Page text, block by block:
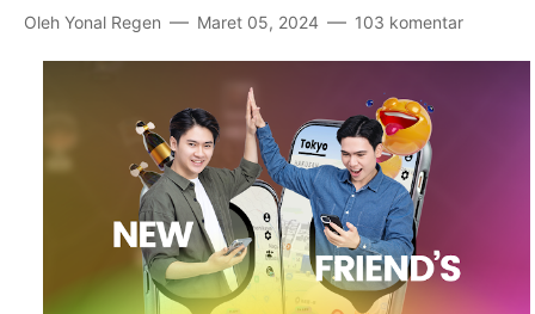
Religi
Teknologi
Oleh Yonal Regen Maret 05, 2024 103 komentar